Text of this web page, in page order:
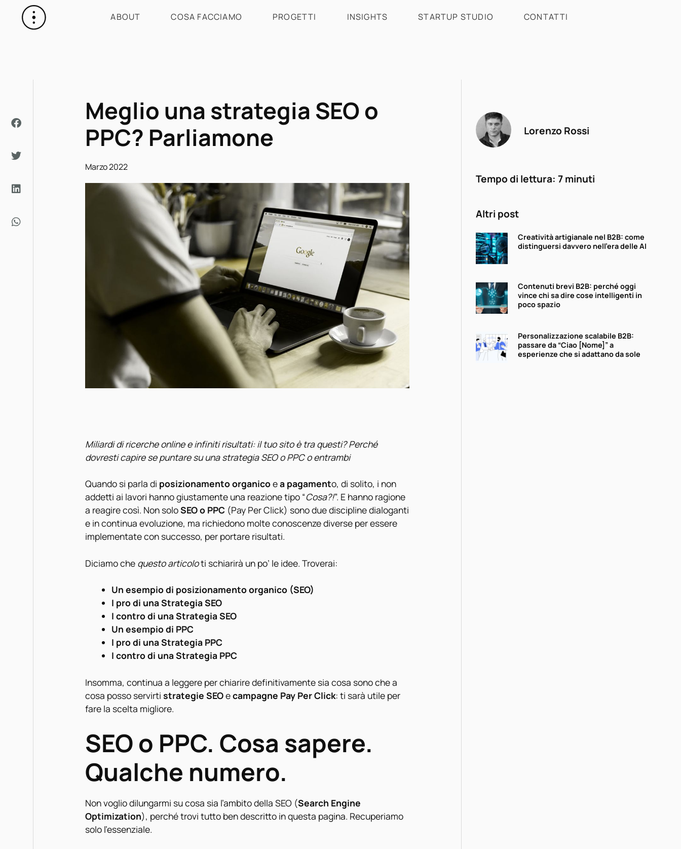
ABOUT COSA FACCIAMO PROGETTI INSIGHTS STARTUP STUDIO CONTATTI
Meglio una strategia SEO o
PPC? Parliamone
Marzo 2022
Lorenzo Rossi
Tempo di lettura:7minuti
Altri post
Creatività artigianale nel B2B: come
distinguersi davvero nell’era delle AI
Contenuti brevi B2B: perché oggi
vince chi sa dire cose intelligenti in
poco spazio
Personalizzazione scalabile B2B:
passare da “Ciao [Nome]” a
esperienze che si adattano da sole
Miliardi di ricerche online e infiniti risultati: il tuo sito è tra questi? Perché
dovresti capire se puntare su una strategia SEO o PPC o entrambi
Quando si parla di posizionamento organicoea pagamento, di solito, i non
addetti ai lavori hanno giustamente una reazione tipo “Cosa?!”. E hanno ragione
a reagire così. Non soloSEO o PPC (Pay Per Click) sono due discipline dialoganti
e in continua evoluzione, ma richiedono molte conoscenze diverse per essere
implementate con successo, per portare risultati.
Diciamo che questo articoloti schiarirà un po’ le idee. Troverai:
Un esempio di posizionamento organico (SEO)
I pro di una Strategia SEO
I contro di una Strategia SEO
Un esempio di PPC
I pro di una Strategia PPC
I contro di una Strategia PPC
Insomma, continua a leggere per chiarire definitivamente sia cosa sono che a
cosa posso servirti strategie SEOecampagne Pay Per Click: ti sarà utile per
fare la scelta migliore.
SEO o PPC. Cosa sapere.
Qualche numero.
Non voglio dilungarmi su cosa sia l’ambito della SEO (Search Engine
Optimization), perché trovi tutto ben descritto in questa pagina. Recuperiamo
solo l’essenziale.